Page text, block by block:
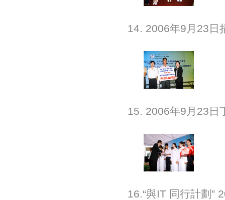
14. 2006年9月23日
15. 2006年9月23日
16.“與IT 同行計劃”